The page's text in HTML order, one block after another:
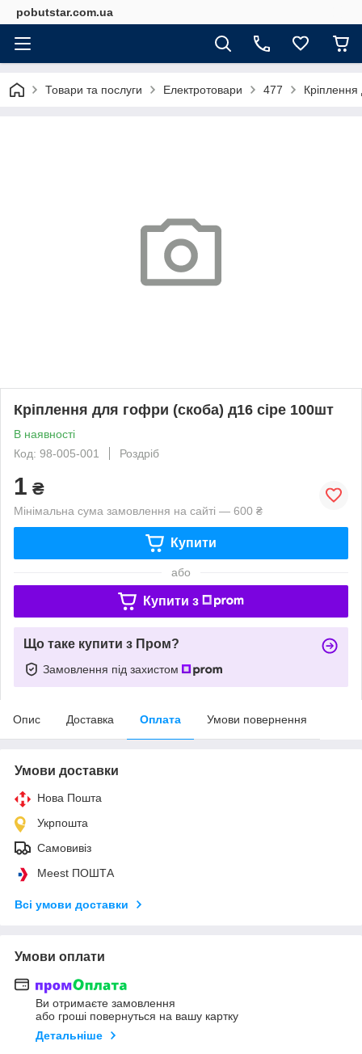
pobutstar.com.ua
Товари та послуги Електротовари 477
Кріплення для гофри (скоба) д16 сіре 100шт
В наявності
Код: 98-005-001
Роздріб
1 ₴
Мінімальна сума замовлення на сайті — 600 ₴
Купити
або
Купити з
Що таке купити з Пром?
Замовлення під захистом
Опис Доставка Оплата Умови повернення
Умови доставки
Нова Пошта
Укрпошта
Самовивіз
Meest ПОШТА
Всі умови доставки
Умови оплати
Ви отримаєте замовлення
або гроші повернуться на вашу картку
Детальніше